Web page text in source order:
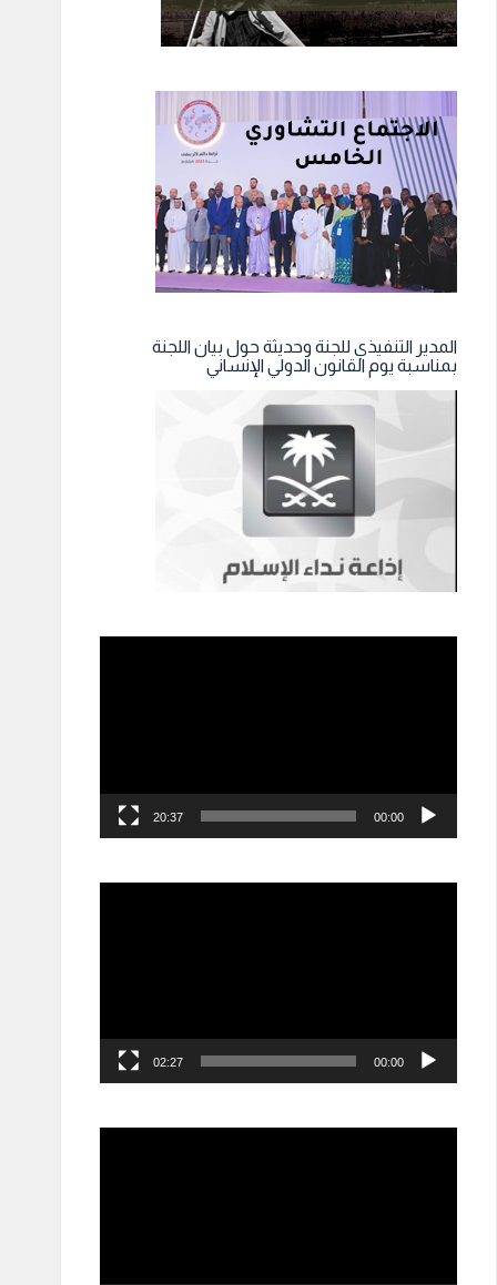
المدير التنفيذي للجنة وحديثة حول بيان اللجنة
بمناسبة يوم القانون الدولي الإنساني
00:00
20:37
00:00
02:27